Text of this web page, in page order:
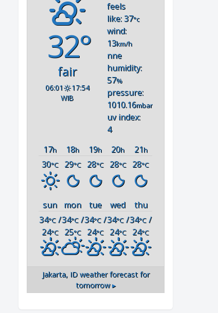
32°
fair
06:01
17:54
WIB
feels
like: 37°c
wind:
13km/h
nne
humidity:
57%
pressure:
1010.16mbar
uv index:
4
17h 18h 19h 20h 21h
30°C 29°C 28°C 28°C 28°C
sun mon tue wed
thu
34°C/
24°C
34°C/
25°C
34°C/
24°C
34°C/
24°C
34°C /
24°C
Jakarta, IDweather forecast for
tomorrow ▸